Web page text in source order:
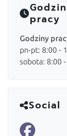
pracy
Godziny
pn-pt: 8:00 -
sobota: 8:00
Social